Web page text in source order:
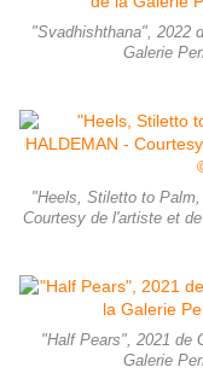
"Svadhishthana", 2022
Galerie
"Heels, Stiletto to
Courtesy de l'artiste et
"Half Pears", 2021 de
Galerie